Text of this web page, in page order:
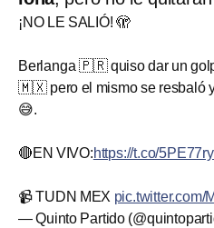
¡NO LE SALIÓ! 🫣
Berlanga 🇵🇷 quiso dar un
🇲🇽 pero el mismo se resbaló
😅.
🔴EN VIVO:https://t.co/
📹 TUDN MEX pic.twitter.com/
— Quinto Partido